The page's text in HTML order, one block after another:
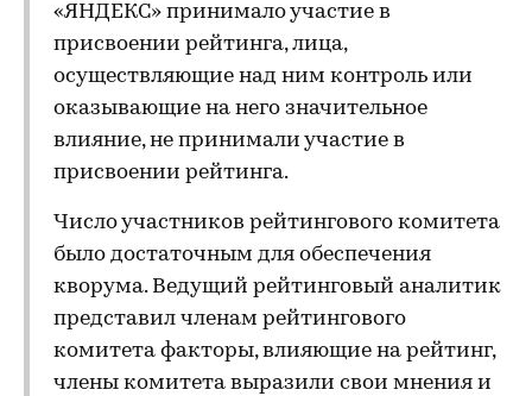
«ЯНДЕКС» принимало участие в
присвоении рейтинга, лица,
осуществляющие над ним контроль или
оказывающие на него значительное
влияние, не принимали участие в
присвоении рейтинга.
Число участников рейтингового комитета
было достаточным для обеспечения
кворума. Ведущий рейтинговый аналитик
представил членам рейтингового
комитета факторы, влияющие на рейтинг,
члены комитета выразили свои мнения и